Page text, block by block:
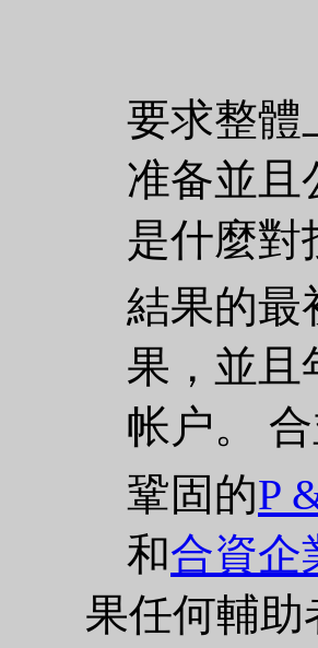
要求整體
准备並且
是什麼對
結果的最
果，並且
帐户。
鞏固的P
和合資企
果任何輔